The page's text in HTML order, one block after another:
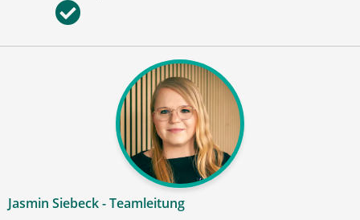
Jasmin Siebeck - Teamleitung